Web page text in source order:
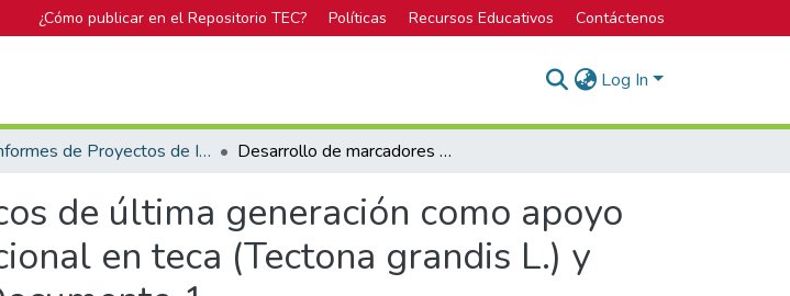
¿Cómo publicar en el Repositorio TEC? Políticas Recursos Educativos Contáctenos
Log In
Informes de Proyectos de Investigación Desarrollo de marcadores genéticos de última generación como apoyo al mejoramiento genético internacional en teca (Tectona grandis L.) y melina (Gmelina arborea Roxb.) Documento 1
de última generación como apoyo
en teca (Tectona grandis L.) y